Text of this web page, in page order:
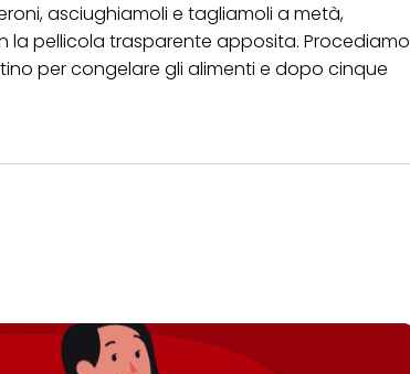
asciughiamoli e tagliamoli a metà,
la pellicola trasparente apposita. Procediamo
per congelare gli alimenti e dopo cinque